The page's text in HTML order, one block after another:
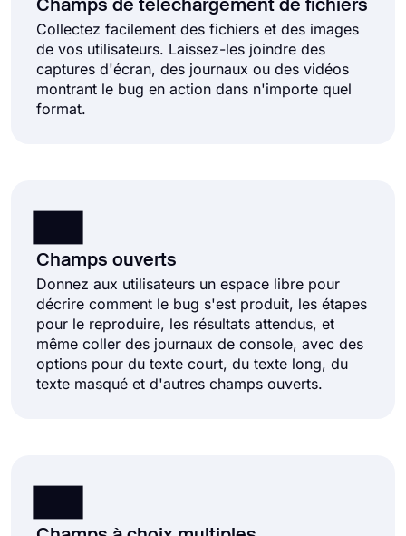
Champs de téléchargement de fichiers
Collectez facilement des fichiers et des images
de vos utilisateurs. Laissez-les joindre des
captures d'écran, des journaux ou des vidéos
montrant le bug en action dans n'importe quel
format.
Champs ouverts
Donnez aux utilisateurs un espace libre pour
décrire comment le bug s'est produit, les étapes
pour le reproduire, les résultats attendus, et
même coller des journaux de console, avec des
options pour du texte court, du texte long, du
texte masqué et d'autres champs ouverts.